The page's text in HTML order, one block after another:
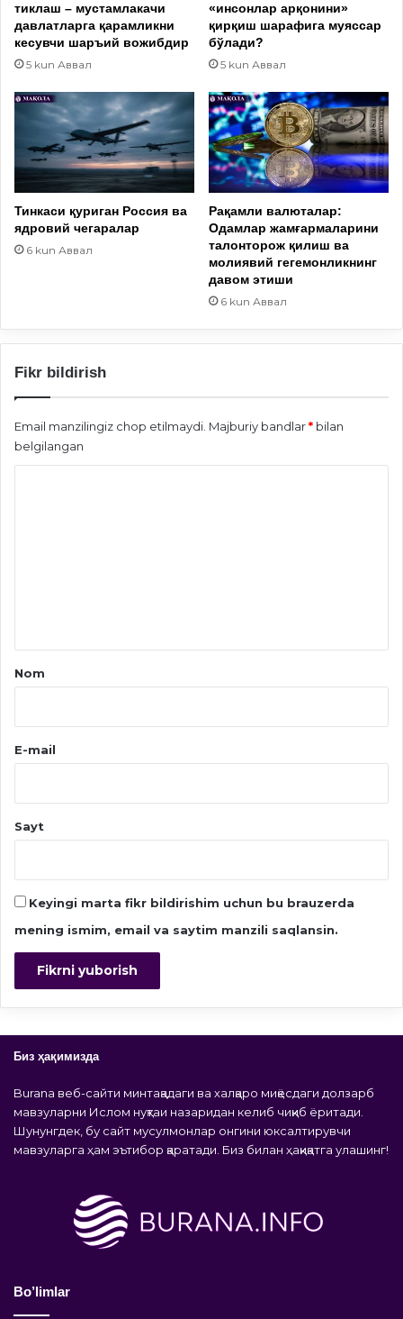
тиклаш – мустамлакачи
давлатларга қарамликни
кесувчи шаръий вожибдир
5 kun Аввал
«инсонлар арқонини»
қирқиш шарафига муяссар
бўлади?
5 kun Аввал
Тинкаси қуриган Россия ва
ядровий чeгаралар
6 kun Аввал
Рақамли валюталар:
Одамлар жамғармаларини
талонторож қилиш ва
молиявий гегемонликнинг
давом этиши
6 kun Аввал
Fikr bildirish
Email manzilingiz chop etilmaydi. Majburiy bandlar* bilan
belgilangan
Nom
E-mail
Sayt
Keyingi marta fikr bildirishim uchun bu brauzerda
mening ismim, email va saytim manzili saqlansin.
Биз ҳақимизда
Burana веб-сайти минтақадаги ва халқаро миқёсдаги долзарб
мавзуларни Ислом нуқтаи назаридан келиб чиқиб ёритади.
Шунунгдек, бу сайт мусулмонлар онгини юксалтирувчи
мавзуларга ҳам эътибор қаратади. Биз билан ҳақиқатга улашинг!
Bo’limlar